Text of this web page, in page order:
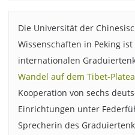
Die Universität der
Wissenschaften in Peking
internationalen
Wandel auf dem Tibet-
Kooperation von sechs
Einrichtungen unter
Sprecherin des